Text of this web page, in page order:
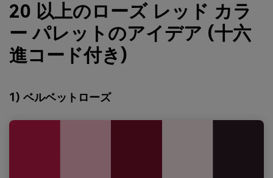
20 以上のローズ レッド カラ
ー パレットのアイデア (十六
進コード付き)
1) ベルベットローズ